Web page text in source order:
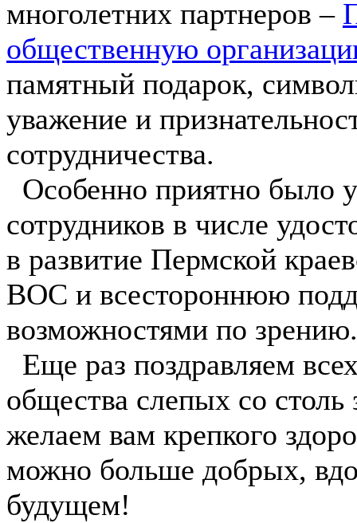
многолетних партнеров –
общественную
памятный подарок,
уважение и
сотрудничества.
Особенно приятно было
сотрудников в числе
в развитие Пермской
ВОС и всестороннюю
возможностями по зрению.
Еще раз поздравляем
общества слепых со
желаем вам крепкого
можно больше добрых,
будущем!